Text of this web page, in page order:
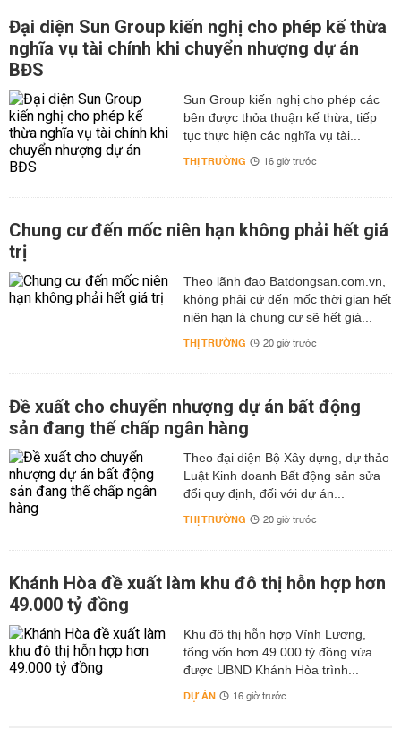
Đại diện Sun Group kiến nghị cho phép kế thừa
nghĩa vụ tài chính khi chuyển nhượng dự án
BĐS
Sun Group kiến nghị cho phép các
bên được thỏa thuận kế thừa, tiếp
tục thực hiện các nghĩa vụ tài...
THỊ TRƯỜNG 16 giờ trước
Chung cư đến mốc niên hạn không phải hết giá
trị
Theo lãnh đạo Batdongsan.com.vn,
không phải cứ đến mốc thời gian hết
niên hạn là chung cư sẽ hết giá...
THỊ TRƯỜNG 20 giờ trước
Đề xuất cho chuyển nhượng dự án bất động
sản đang thế chấp ngân hàng
Theo đại diện Bộ Xây dựng, dự thảo
Luật Kinh doanh Bất động sản sửa
đổi quy định, đối với dự án...
THỊ TRƯỜNG 20 giờ trước
Khánh Hòa đề xuất làm khu đô thị hỗn hợp hơn
49.000 tỷ đồng
Khu đô thị hỗn hợp Vĩnh Lương,
tổng vốn hơn 49.000 tỷ đồng vừa
được UBND Khánh Hòa trình...
DỰ ÁN 16 giờ trước